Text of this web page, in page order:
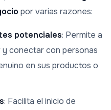
por varias razones:
potenciales: Permite a
conectar con personas
en sus productos o
: Facilita el inicio de